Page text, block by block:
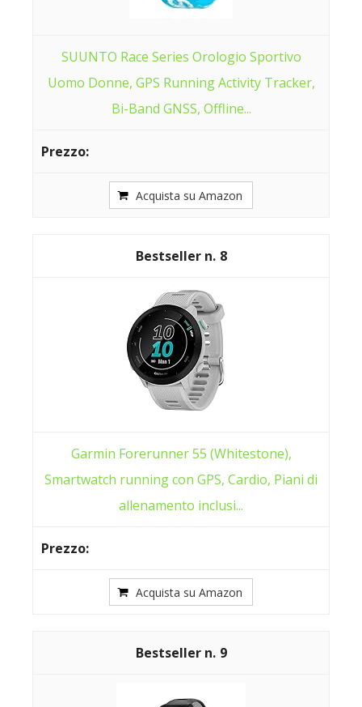
SUUNTO Race Series Orologio Sportivo
Uomo Donne, GPS Running Activity Tracker,
Bi-Band GNSS, Offline...
Acquista su Amazon
8
Garmin Forerunner 55 (Whitestone),
Smartwatch running con GPS, Cardio, Piani di
allenamento inclusi...
Acquista su Amazon
9